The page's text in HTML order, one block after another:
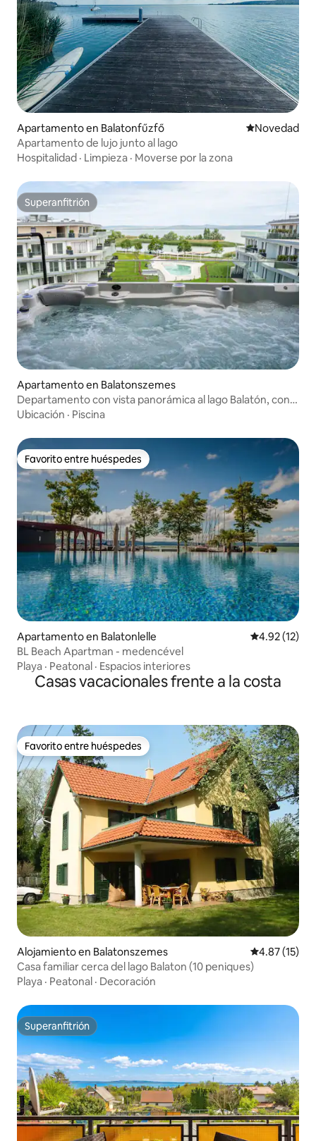
Apartamento en Balatonfűzfő Lugar para
Novedad
Apartamento de lujo junto al lago
Hospitalidad · Limpieza · Moverse por la zona
Superanfitrión
Superanfitrión
Apartamento en Balatonszemes
Departamento con vista panorámica al lago Balatón, con
acceso a la orilla y piscina
Ubicación · Piscina
Favorito entre huéspedes
Favorito entre huéspedes
Apartamento en Balatonlelle Calificación
4.92 (12)
BL Beach Apartman - medencével
Playa · Peatonal · Espacios interiores
Casas vacacionales frente a la costa
Favorito entre huéspedes
Favorito entre huéspedes
Alojamiento en Balatonszemes Calificación
4.87 (15)
Casa familiar cerca del lago Balaton (10 peniques)
Playa · Peatonal · Decoración
Superanfitrión
Superanfitrión